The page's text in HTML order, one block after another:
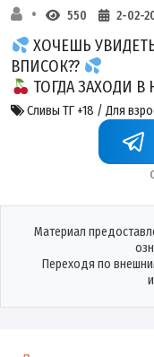
550 2-02-
ХОЧЕШЬ
ВПИСОК??
ТОГДА ЗАХОДИ В
Сливы ТГ +18 / Для
Материал
Переходя по